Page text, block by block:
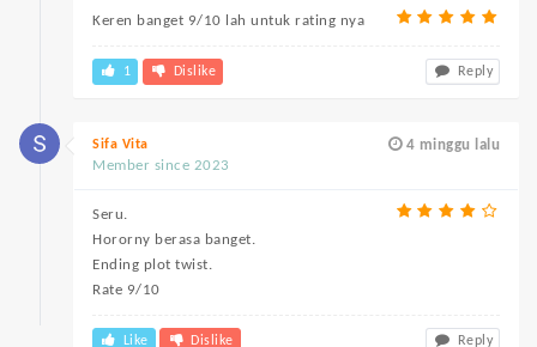
Keren banget 9/10 lah untuk rating nya
1 Dislike Reply
4 minggu lalu
Sifa Vita
Member since 2023
Seru.
Hororny berasa banget.
Ending plot twist.
Rate 9/10
Like Dislike Reply